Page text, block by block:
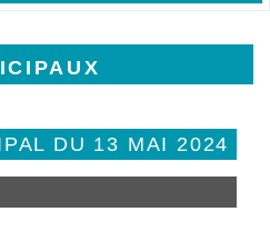
DU 13 MAI 2024